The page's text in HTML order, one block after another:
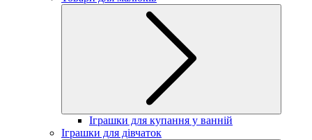
Іграшки для купання у ванній
Іграшки для дівчаток